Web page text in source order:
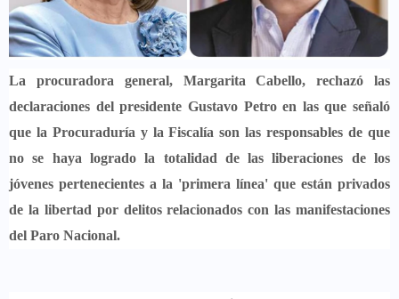
La procuradora general, Margarita Cabello, rechazó las
declaraciones del presidente Gustavo Petro en las que señaló
que la Procuraduría y la Fiscalía son las responsables de que
no se haya logrado la totalidad de las liberaciones de los
jóvenes pertenecientes a la 'primera línea' que están privados
de la libertad por delitos relacionados con las manifestaciones
del Paro Nacional.